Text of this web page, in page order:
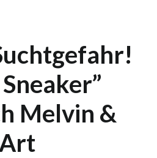
Melvin &